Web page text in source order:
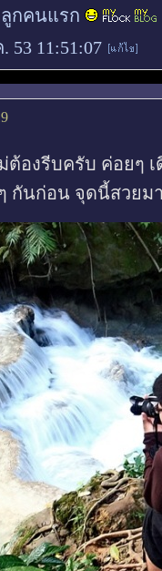
กคนแรก
53 11:51:07
ต้องรีบครับ ค่อยๆ
กันก่อน จุดนี้สวยม